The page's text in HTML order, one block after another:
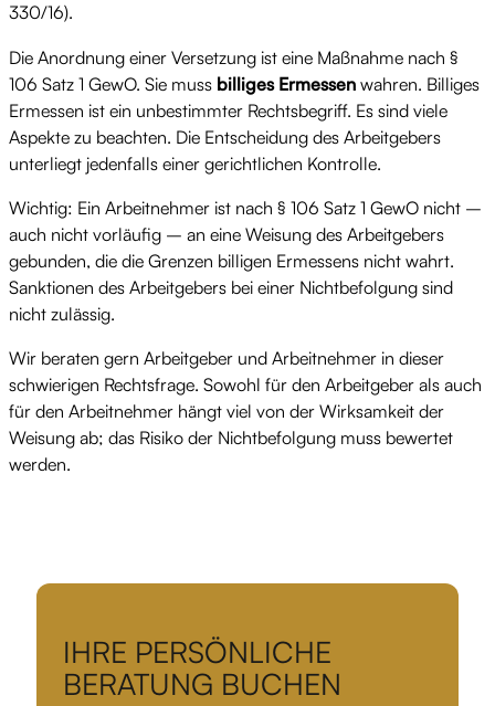
330/16).
Die Anordnung einer Versetzung ist eine Maßnahme nach §
106 Satz 1 GewO. Sie muss billiges Ermessen wahren. Billiges
Ermessen ist ein unbestimmter Rechtsbegriff. Es sind viele
Aspekte zu beachten. Die Entscheidung des Arbeitgebers
unterliegt jedenfalls einer gerichtlichen Kontrolle.
Wichtig: Ein Arbeitnehmer ist nach § 106 Satz 1 GewO nicht –
auch nicht vorläufig – an eine Weisung des Arbeitgebers
gebunden, die die Grenzen billigen Ermessens nicht wahrt.
Sanktionen des Arbeitgebers bei einer Nichtbefolgung sind
nicht zulässig.
Wir beraten gern Arbeitgeber und Arbeitnehmer in dieser
schwierigen Rechtsfrage. Sowohl für den Arbeitgeber als auch
für den Arbeitnehmer hängt viel von der Wirksamkeit der
Weisung ab; das Risiko der Nichtbefolgung muss bewertet
werden.
IHRE PERSÖNLICHE
BERATUNG BUCHEN